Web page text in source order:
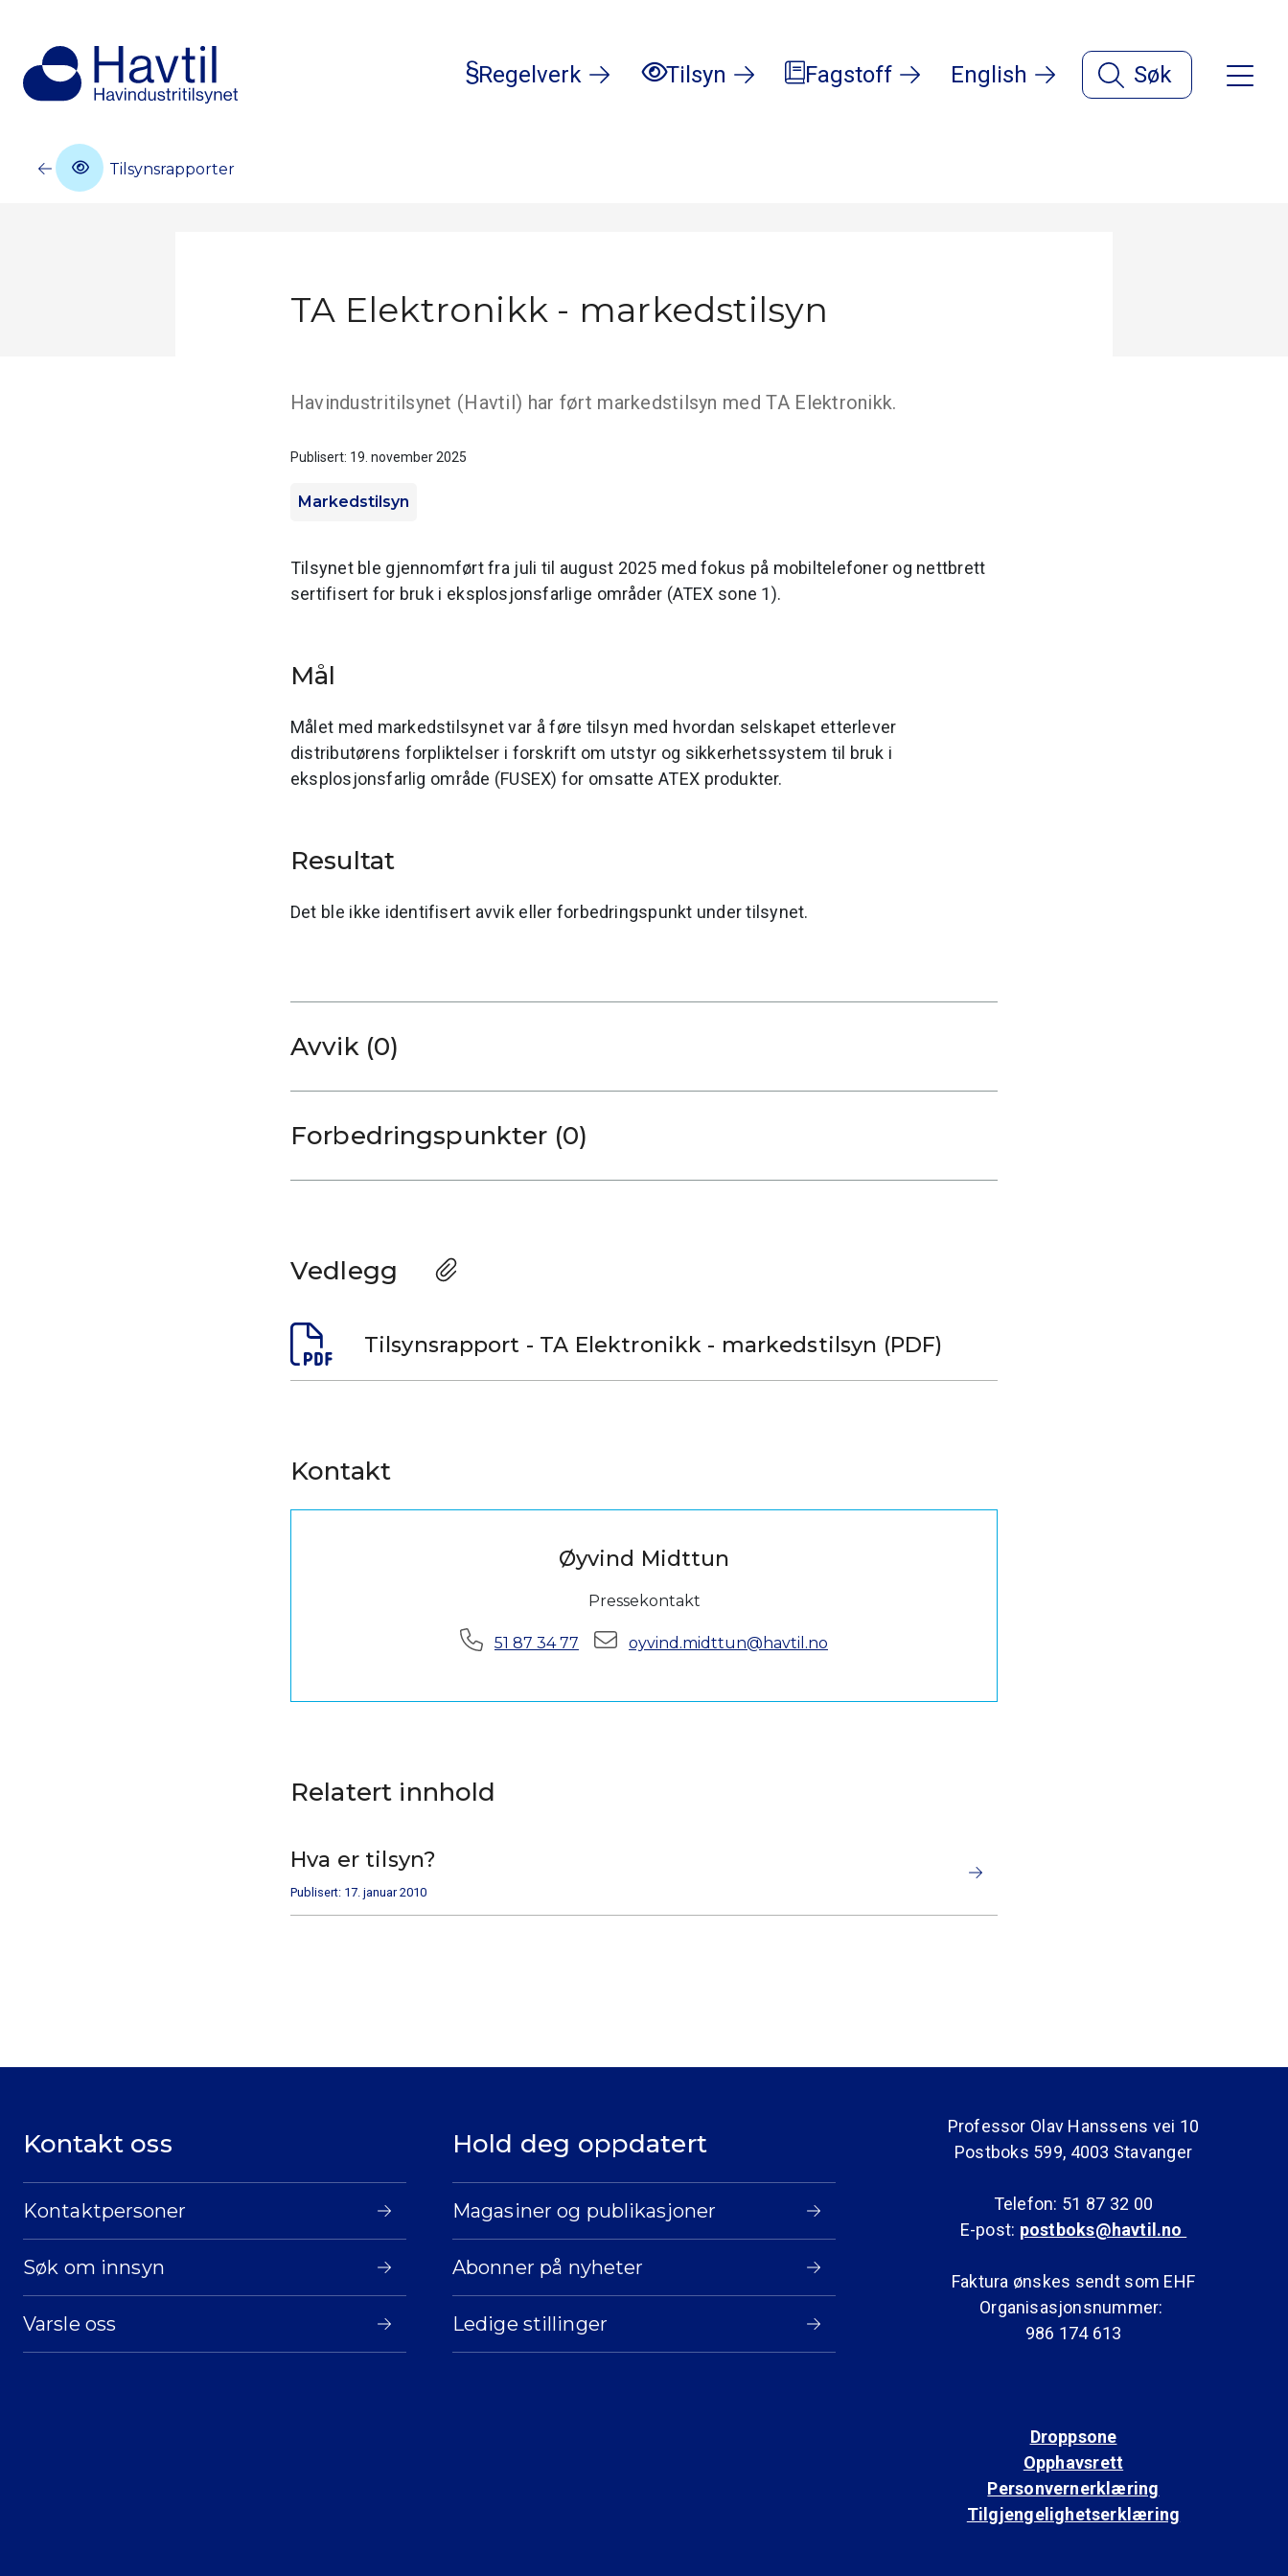
Regelverk Tilsyn Fagstoff English Søk
Tilsynsrapporter
TA Elektronikk - markedstilsyn
Havindustritilsynet (Havtil) har ført markedstilsyn med TA Elektronikk.
Publisert: 19. november 2025
Markedstilsyn
Tilsynet ble gjennomført fra juli til august 2025 med fokus på mobiltelefoner og nettbrett
sertifisert for bruk i eksplosjonsfarlige områder (ATEX sone 1).
Mål
Målet med markedstilsynet var å føre tilsyn med hvordan selskapet etterlever
distributørens forpliktelser i forskrift om utstyr og sikkerhetssystem til bruk i
eksplosjonsfarlig område (FUSEX) for omsatte ATEX produkter.
Resultat
Det ble ikke identifisert avvik eller forbedringspunkt under tilsynet.
Avvik (0)
Forbedringspunkter (0)
Vedlegg
Tilsynsrapport - TA Elektronikk - markedstilsyn (PDF)
Kontakt
Øyvind Midttun
Pressekontakt
Telefon:51 87 34 77 E-post:oyvind.midttun@havtil.no
Relatert innhold
Hva er tilsyn?
Publisert: 17. januar 2010
Kontakt oss
Kontaktpersoner
Søk om innsyn
Varsle oss
Hold deg oppdatert
Magasiner og publikasjoner
Abonner på nyheter
Ledige stillinger
Professor Olav Hanssens vei 10
Postboks 599, 4003 Stavanger
Telefon: 51 87 32 00
E-post: postboks@havtil.no
Faktura ønskes sendt som EHF
Organisasjonsnummer:
986 174 613
Droppsone
Opphavsrett
Personvernerklæring
Tilgjengelighetserklæring